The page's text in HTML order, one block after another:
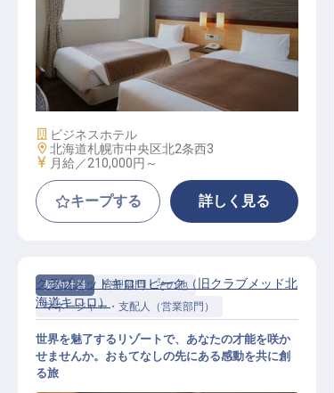
総務経理
施設業態
ビジネスホテル
勤務地
北海道札幌市中央区北2条西3
給与
月給／210,000円～
キープする 詳しく見る
契約社員
管理部門・その他
マネージャー・支配人（営業部門）
クラブメッドキロロピーク（旧クラブメッド北
海道キロロ）
世界を魅了するリゾートで、あなたの才能を咲か
せませんか。おもてなしの先にある感動を共に創
る旅